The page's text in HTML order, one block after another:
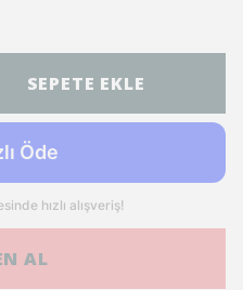
SEPETE EKLE
AL